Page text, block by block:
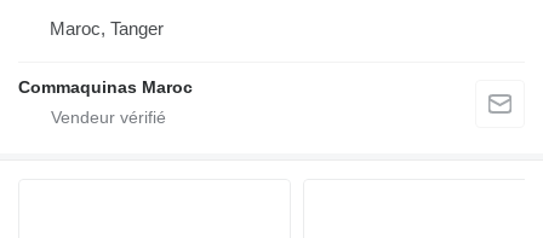
Maroc, Tanger
Commaquinas Maroc